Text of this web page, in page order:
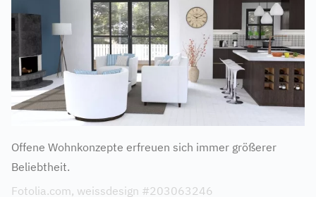
Offene Wohnkonzepte erfreuen sich immer größerer
Beliebtheit.
Fotolia.com, weissdesign #203063246